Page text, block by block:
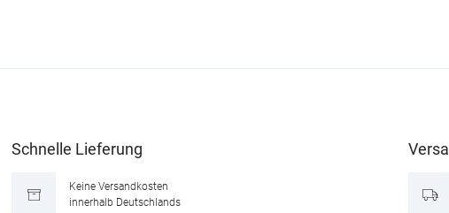
Schnelle Lieferung
Keine Versandkosten
innerhalb Deutschlands